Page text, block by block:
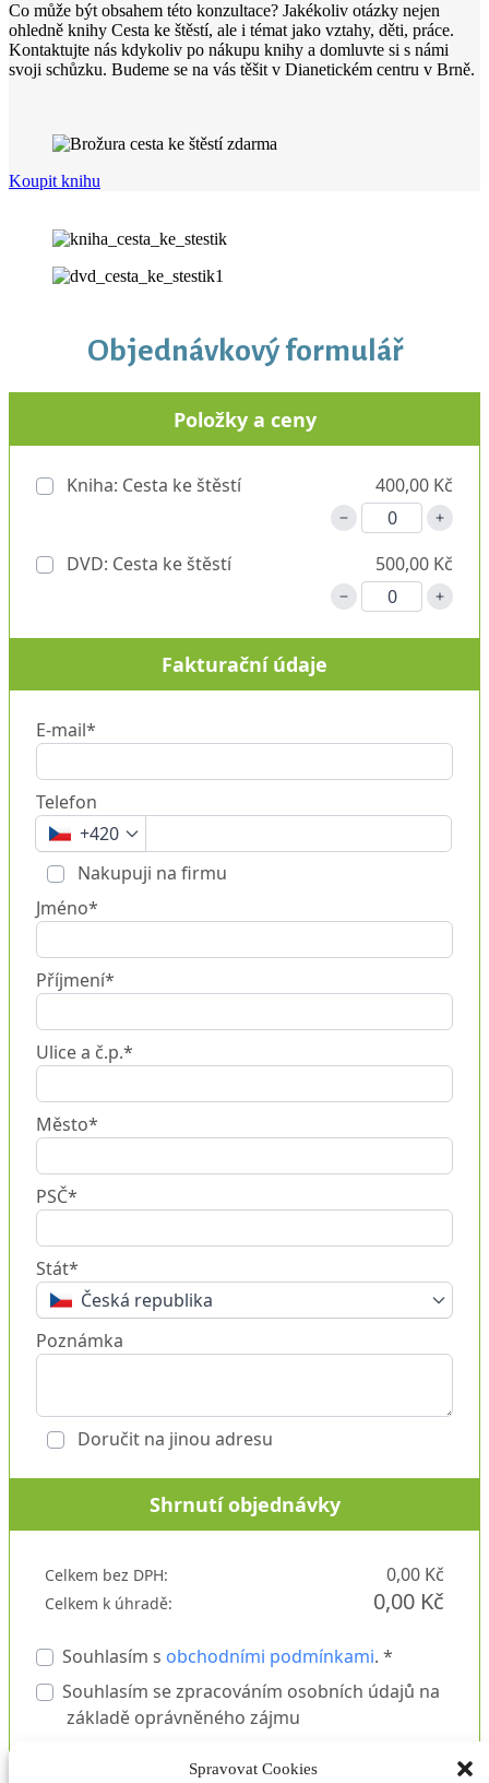
Spravovat Cookies
Co může být obsahem této konzultace? Jakékoliv otázky nejen
ohledně knihy Cesta ke štěstí, ale i témat jako vztahy, děti, práce.
Kontaktujte nás kdykoliv po nákupu knihy a domluvte si s námi
svoji schůzku. Budeme se na vás těšit v Dianetickém centru v Brně.
Koupit knihu
Objednávkový formulář
Položky a ceny
Kniha: Cesta ke štěstí 400,00 Kč
DVD: Cesta ke štěstí 500,00 Kč
Fakturační údaje
E-mail*
Telefon
+420
Nakupuji na firmu
Jméno*
Příjmení*
Ulice a č.p.*
Město*
PSČ*
Stát*
Česká republika
Poznámka
Doručit na jinou adresu
Shrnutí objednávky
Celkem bez DPH: 0,00 Kč
Celkem k úhradě: 0,00 Kč
Souhlasím s obchodními podmínkami. *
Souhlasím se zpracováním osobních údajů na
základě oprávněného zájmu